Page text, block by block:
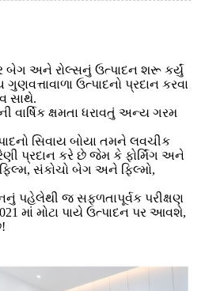
બેગ અને રોલ્સનું ઉત્પાદન શરૂ કર્યું
ઉત્પાદનો પ્રદાન કરવા
સાથે.
ક્ષમતા ધરાવતું અન્ય ગરમ
સિવાય બોયા તમને લવચીક
પ્રદાન કરે છે જેમ કે ફોર્મિંગ અને
ફિલ્મ, સંકોચો બેગ અને ફિલ્મો,
પહેલેથી જ સફળતાપૂર્વક પરીક્ષણ
માં મોટા પાયે ઉત્પાદન પર આવશે,